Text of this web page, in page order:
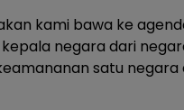
kami bawa ke
negara dari
satu negara